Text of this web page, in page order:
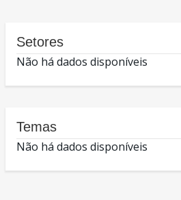
Setores
Não há dados disponíveis
Temas
Não há dados disponíveis